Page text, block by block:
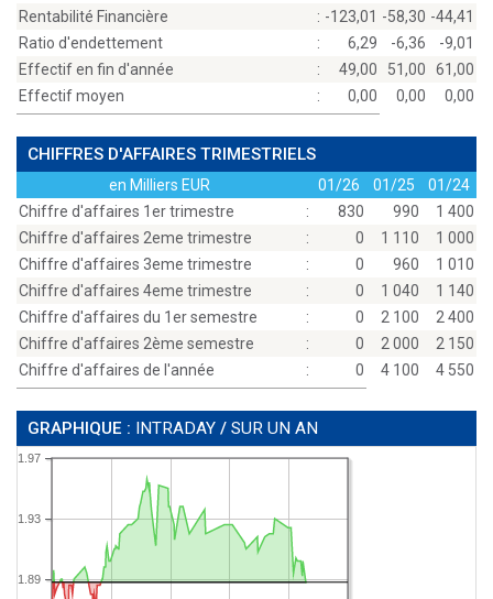
Rentabilité Financière
: -123,01 -58,30 -44,41
Ratio d'endettement
: 6,29 -6,36
-9,01
Effectif en fin d'année
: 49,00 51,00
61,00
Effectif moyen
: 0,00 0,00 0,00
CHIFFRES D'AFFAIRES TRIMESTRIELS
en Milliers EUR 01/26 01/25
01/24
Chiffre d'affaires 1er trimestre
: 830 990
1 400
Chiffre d'affaires 2eme trimestre
: 0 1 110
1 000
Chiffre d'affaires 3eme trimestre
: 0 960
1 010
Chiffre d'affaires 4eme trimestre
: 0 1 040
1 140
Chiffre d'affaires du 1er semestre
: 0 2 100
2 400
Chiffre d'affaires 2ème semestre
: 0 2 000
2 150
Chiffre d'affaires de l'année
: 0 4 100 4 550
GRAPHIQUE : INTRADAY / SUR UN AN
1.89
1.93
1.97